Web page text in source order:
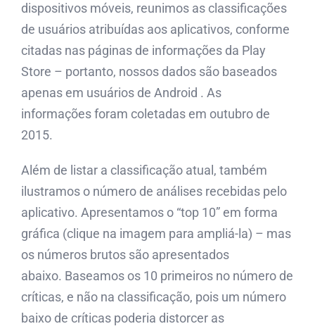
dispositivos móveis, reunimos as classificações
de usuários atribuídas aos aplicativos, conforme
citadas nas páginas de informações da Play
Store – portanto, nossos dados são baseados
apenas em usuários de Android . As
informações foram coletadas em outubro de
2015.
Além de listar a classificação atual, também
ilustramos o número de análises recebidas pelo
aplicativo. Apresentamos o “top 10” em forma
gráfica (clique na imagem para ampliá-la) – mas
os números brutos são apresentados
abaixo. Baseamos os 10 primeiros no número de
críticas, e não na classificação, pois um número
baixo de críticas poderia distorcer as